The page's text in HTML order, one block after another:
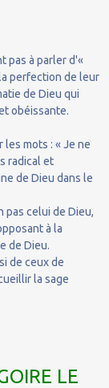
pas à parler d'«
perfection de leur
de Dieu qui
obéissante.
les mots : « Je ne
radical et
de Dieu dans le
pas celui de Dieu,
à la
de Dieu.
de ceux de
la sage
LE